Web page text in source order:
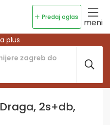
Predaj oglas
meni
plus
2s+db,